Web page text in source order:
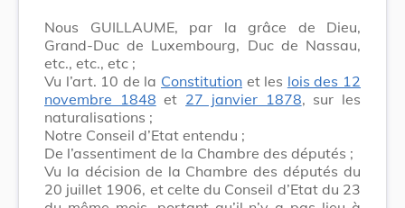
Nous GUILLAUME, par la grâce de Dieu,
Grand-Duc de Luxembourg, Duc de Nassau,
etc., etc., etc ;
Vu l’art. 10 de la Constitution et les lois des 12
novembre 1848 et 27 janvier 1878, sur les
naturalisations ;
Notre Conseil d’Etat entendu ;
De l’assentiment de la Chambre des députés ;
Vu la décision de la Chambre des députés du
20 juillet 1906, et celte du Conseil d’Etat du 23